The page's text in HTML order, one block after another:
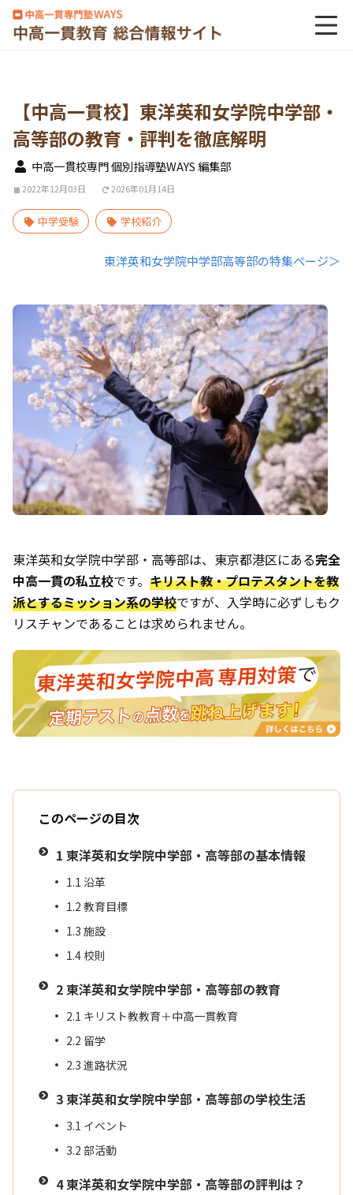
【中高一貫校】東洋英和女学院中学部・
高等部の教育・評判を徹底解明
中高一貫校専門 個別指導塾WAYS 編集部
2022年12月03日 2026年01月14日
中学受験 学校紹介
東洋英和女学院中学部高等部の特集ページ＞
東洋英和女学院中学部・高等部は、東京都港区にある完全
中高一貫の私立校です。 キリスト教・プロテスタントを教
派とするミッション系の学校ですが、入学時に必ずしもク
リスチャンであることは求められません。
このページの目次
1 東洋英和女学院中学部・高等部の基本情報
1.1 沿革
1.2 教育目標
1.3 施設
1.4校則
2 東洋英和女学院中学部・高等部の教育
2.1 キリスト教教育＋中高一貫教育
2.2 留学
2.3 進路状況
3 東洋英和女学院中学部・高等部の学校生活
3.1 イベント
3.2 部活動
4東洋英和女学院中学部・高等部の評判は？